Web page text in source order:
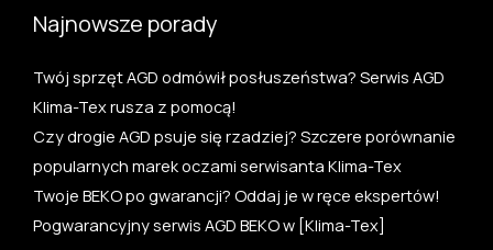
Najnowsze porady
Twój sprzęt AGD odmówił posłuszeństwa? Serwis AGD
Klima-Tex rusza z pomocą!
Czy drogie AGD psuje się rzadziej? Szczere porównanie
popularnych marek oczami serwisanta Klima-Tex
Twoje BEKO po gwarancji? Oddaj je w ręce ekspertów!
Pogwarancyjny serwis AGD BEKO w [Klima-Tex]